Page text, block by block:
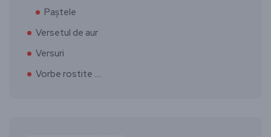
Paștele
Versetul de aur
Versuri
Vorbe rostite ….